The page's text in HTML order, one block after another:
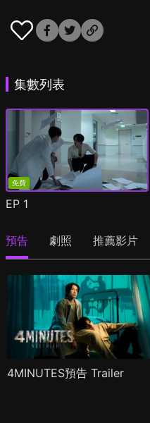
集數列表
免費
EP 1
預告 劇照 推薦影片
4MINUTES預告 Trailer